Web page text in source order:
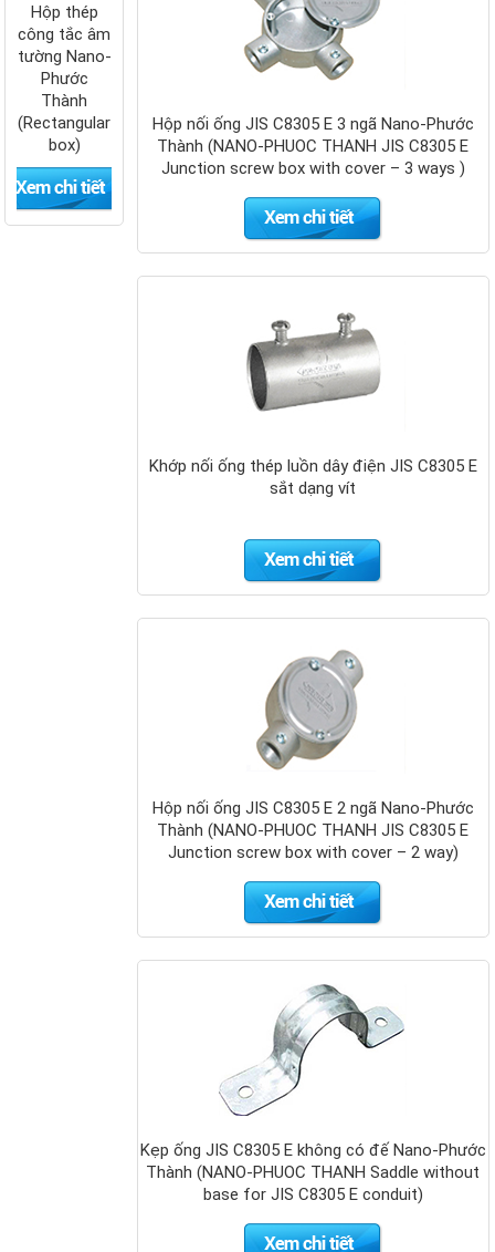
Hộp nối ống JIS C8305 E 3 ngã Nano-Phước
Thành (NANO-PHUOC THANH JIS C8305 E
Junction screw box with cover – 3 ways )
Khớp nối ống thép luồn dây điện JIS C8305 E
sắt dạng vít
Hộp nối ống JIS C8305 E 2 ngã Nano-Phước
Thành (NANO-PHUOC THANH JIS C8305 E
Junction screw box with cover – 2 way)
Kẹp ống JIS C8305 E không có đế Nano-Phước
Thành (NANO-PHUOC THANH Saddle without
base for JIS C8305 E conduit)
Hộp thép
công tắc âm
tường Nano-
Phước
Thành
(Rectangular
box)